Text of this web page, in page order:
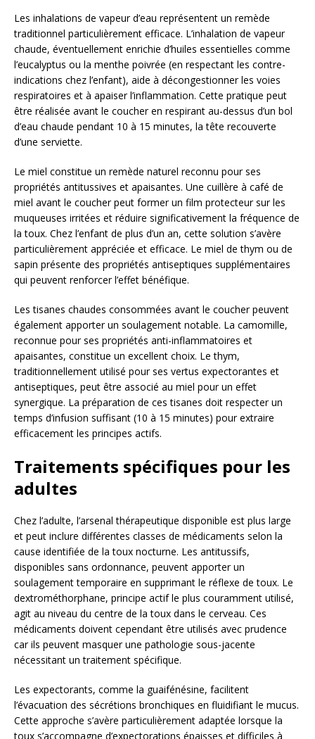
Les inhalations de vapeur d’eau représentent un remède
traditionnel particulièrement efficace. L’inhalation de vapeur
chaude, éventuellement enrichie d’huiles essentielles comme
l’eucalyptus ou la menthe poivrée (en respectant les contre-
indications chez l’enfant), aide à décongestionner les voies
respiratoires et à apaiser l’inflammation. Cette pratique peut
être réalisée avant le coucher en respirant au-dessus d’un bol
d’eau chaude pendant 10 à 15 minutes, la tête recouverte
d’une serviette.
Le miel constitue un remède naturel reconnu pour ses
propriétés antitussives et apaisantes. Une cuillère à café de
miel avant le coucher peut former un film protecteur sur les
muqueuses irritées et réduire significativement la fréquence de
la toux. Chez l’enfant de plus d’un an, cette solution s’avère
particulièrement appréciée et efficace. Le miel de thym ou de
sapin présente des propriétés antiseptiques supplémentaires
qui peuvent renforcer l’effet bénéfique.
Les tisanes chaudes consommées avant le coucher peuvent
également apporter un soulagement notable. La camomille,
reconnue pour ses propriétés anti-inflammatoires et
apaisantes, constitue un excellent choix. Le thym,
traditionnellement utilisé pour ses vertus expectorantes et
antiseptiques, peut être associé au miel pour un effet
synergique. La préparation de ces tisanes doit respecter un
temps d’infusion suffisant (10 à 15 minutes) pour extraire
efficacement les principes actifs.
Traitements spécifiques pour les
adultes
Chez l’adulte, l’arsenal thérapeutique disponible est plus large
et peut inclure différentes classes de médicaments selon la
cause identifiée de la toux nocturne. Les antitussifs,
disponibles sans ordonnance, peuvent apporter un
soulagement temporaire en supprimant le réflexe de toux. Le
dextrométhorphane, principe actif le plus couramment utilisé,
agit au niveau du centre de la toux dans le cerveau. Ces
médicaments doivent cependant être utilisés avec prudence
car ils peuvent masquer une pathologie sous-jacente
nécessitant un traitement spécifique.
Les expectorants, comme la guaifénésine, facilitent
l’évacuation des sécrétions bronchiques en fluidifiant le mucus.
Cette approche s’avère particulièrement adaptée lorsque la
toux s’accompagne d’expectorations épaisses et difficiles à